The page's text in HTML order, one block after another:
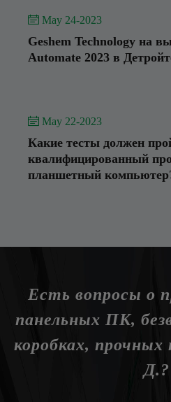
 May 24-2023
Geshem Technology на
Automate 2023 в
 May 22-2023
Какие тесты должен
квалифицированный
планшетный
Есть вопросы о
панельных ПК,
коробках,
Д.?